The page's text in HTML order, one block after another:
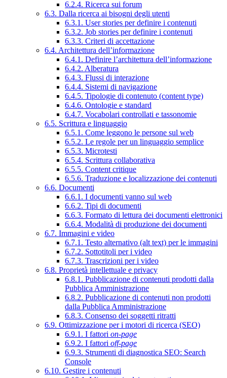
6.2.4. Ricerca sui forum
6.3. Dalla ricerca ai bisogni degli utenti
6.3.1. User stories per definire i contenuti
6.3.2. Job stories per definire i contenuti
6.3.3. Criteri di accettazione
6.4. Architettura dell’informazione
6.4.1. Definire l’architettura dell’informazione
6.4.2. Alberatura
6.4.3. Flussi di interazione
6.4.4. Sistemi di navigazione
6.4.5. Tipologie di contenuto (content type)
6.4.6. Ontologie e standard
6.4.7. Vocabolari controllati e tassonomie
6.5. Scrittura e linguaggio
6.5.1. Come leggono le persone sul web
6.5.2. Le regole per un linguaggio semplice
6.5.3. Microtesti
6.5.4. Scrittura collaborativa
6.5.5. Content critique
6.5.6. Traduzione e localizzazione dei contenuti
6.6. Documenti
6.6.1. I documenti vanno sul web
6.6.2. Tipi di documenti
6.6.3. Formato di lettura dei documenti elettronici
6.6.4. Modalità di produzione dei documenti
6.7. Immagini e video
6.7.1. Testo alternativo (alt text) per le immagini
6.7.2. Sottotitoli per i video
6.7.3. Trascrizioni per i video
6.8. Proprietà intellettuale e privacy
6.8.1. Pubblicazione di contenuti prodotti dalla
Pubblica Amministrazione
6.8.2. Pubblicazione di contenuti non prodotti
dalla Pubblica Amministrazione
6.8.3. Consenso dei soggetti ritratti
6.9. Ottimizzazione per i motori di ricerca (SEO)
6.9.1. I fattori on-page
6.9.2. I fattori off-page
6.9.3. Strumenti di diagnostica SEO: Search
Console
6.10. Gestire i contenuti